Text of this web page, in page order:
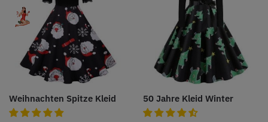
Weihnachten Spitze Kleid 50 Jahre Kleid Winter